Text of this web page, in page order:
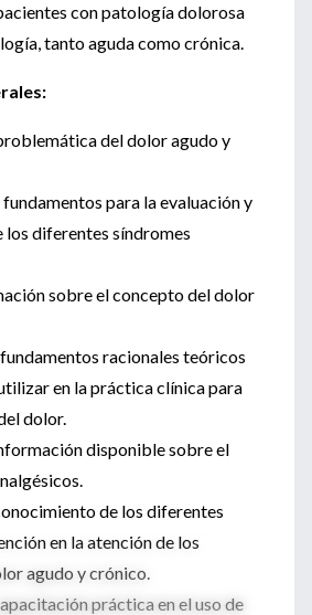
con patología dolorosa
tanto aguda como crónica.
del dolor agudo y
para la evaluación y
los diferentes síndromes
sobre el concepto del dolor
racionales teóricos
en la práctica clínica para
dolor.
disponible sobre el
de los diferentes
en la atención de los
agudo y crónico.
práctica en el uso de